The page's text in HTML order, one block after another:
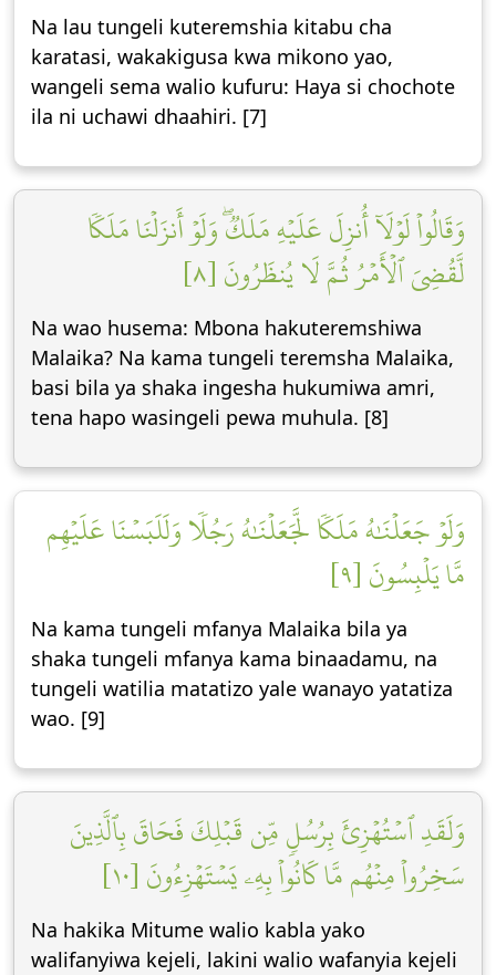
Na lau tungeli kuteremshia kitabu cha
karatasi, wakakigusa kwa mikono yao,
wangeli sema walio kufuru: Haya si chochote
ila ni uchawi dhaahiri. [7]
وَقَالُواْ لَوۡلَآ أُنزِلَ عَلَيۡهِ مَلَكٞۖ وَلَوۡ أَنزَلۡنَا مَلَكٗا
لَّقُضِيَ ٱلۡأَمۡرُ ثُمَّ لَا يُنظَرُونَ [٨]
Na wao husema: Mbona hakuteremshiwa
Malaika? Na kama tungeli teremsha Malaika,
basi bila ya shaka ingesha hukumiwa amri,
tena hapo wasingeli pewa muhula. [8]
وَلَوۡ جَعَلۡنَٰهُ مَلَكٗا لَّجَعَلۡنَٰهُ رَجُلٗا وَلَلَبَسۡنَا عَلَيۡهِم
مَّا يَلۡبِسُونَ [٩]
Na kama tungeli mfanya Malaika bila ya
shaka tungeli mfanya kama binaadamu, na
tungeli watilia matatizo yale wanayo yatatiza
wao. [9]
وَلَقَدِ ٱسۡتُهۡزِئَ بِرُسُلٖ مِّن قَبۡلِكَ فَحَاقَ بِٱلَّذِينَ
سَخِرُواْ مِنۡهُم مَّا كَانُواْ بِهِۦ يَسۡتَهۡزِءُونَ [١٠]
Na hakika Mitume walio kabla yako
walifanyiwa kejeli, lakini walio wafanyia kejeli